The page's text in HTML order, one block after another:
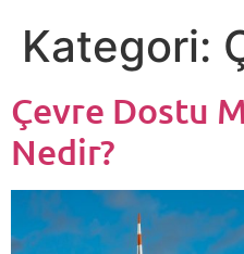
Kategori:
Çevre Dostu
Nedir?